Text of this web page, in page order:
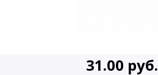
31.00 руб.